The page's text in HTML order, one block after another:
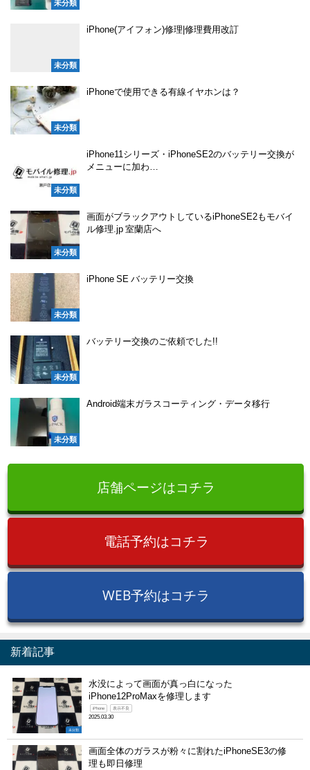
未分類
未分類
iPhone(アイフォン)修理|修理費用改訂
未分類
iPhoneで使用できる有線イヤホンは？
未分類
iPhone11シリーズ・iPhoneSE2のバッテリー交換が
メニューに加わ…
未分類
画面がブラックアウトしているiPhoneSE2もモバイ
ル修理.jp 室蘭店へ
未分類
iPhone SE バッテリー交換
未分類
バッテリー交換のご依頼でした!!
未分類
Android端末ガラスコーティング・データ移行
店舗ページはコチラ
電話予約はコチラ
WEB予約はコチラ
新着記事
未分類
水没によって画面が真っ白になった
iPhone12ProMaxを修理します
iPhone 表示不良
2025.03.30
画面全体のガラスが粉々に割れたiPhoneSE3の修
理も即日修理